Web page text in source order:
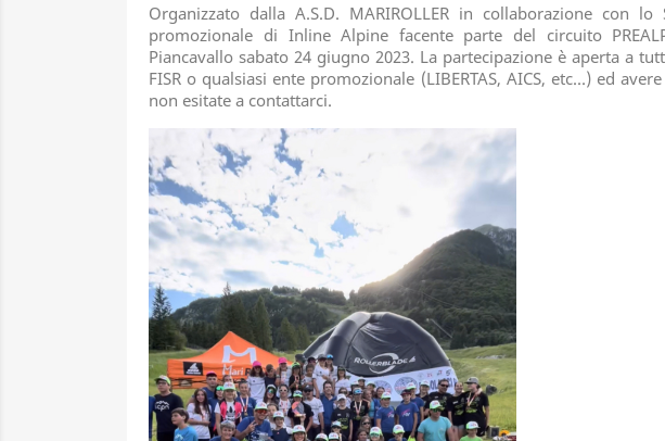
Organizzato dalla A.S.D. MARIROLLER in collaborazione con
promozionale di Inline Alpine facente parte del circuito
Piancavallo sabato 24 giugno 2023. La partecipazione è aperta a
FISR o qualsiasi ente promozionale (LIBERTAS, AICS, etc...) ed
non esitate a contattarci.